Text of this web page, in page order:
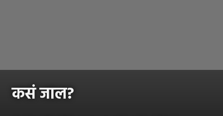
कसं जाल?